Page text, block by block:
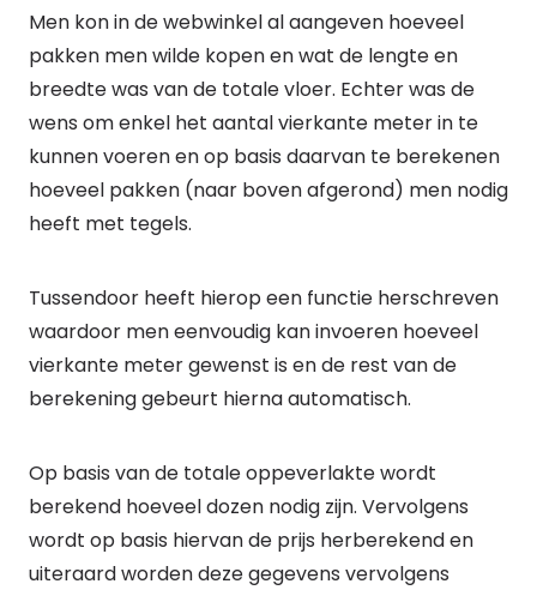
Men kon in de webwinkel al aangeven hoeveel
pakken men wilde kopen en wat de lengte en
breedte was van de totale vloer. Echter was de
wens om enkel het aantal vierkante meter in te
kunnen voeren en op basis daarvan te berekenen
hoeveel pakken (naar boven afgerond) men nodig
heeft met tegels.
Tussendoor heeft hierop een functie herschreven
waardoor men eenvoudig kan invoeren hoeveel
vierkante meter gewenst is en de rest van de
berekening gebeurt hierna automatisch.
Op basis van de totale oppeverlakte wordt
berekend hoeveel dozen nodig zijn. Vervolgens
wordt op basis hiervan de prijs herberekend en
uiteraard worden deze gegevens vervolgens